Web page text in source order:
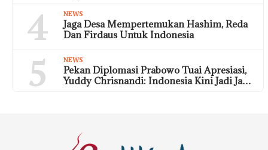
4 NEWS
Jaga Desa Mempertemukan Hashim, Reda
Dan Firdaus Untuk Indonesia
5 NEWS
Pekan Diplomasi Prabowo Tuai Apresiasi,
Yuddy Chrisnandi: Indonesia Kini Jadi Ja…